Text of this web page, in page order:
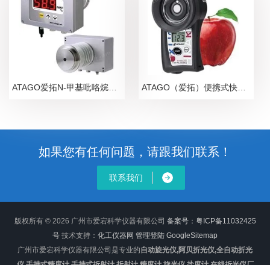
ATAGO（爱拓）便携式快速苹果无损糖度计
如果您有任何问题，请跟我们联系！
联系我们
版权所有 © 2026 广州市爱宕科学仪器有限公司 备案号：粤ICP备11032425
号 技术支持： 化工仪器网 管理登陆 GoogleSitemap
广州市爱宕科学仪器有限公司是专业的自动旋光仪,阿贝折光仪,全自动折光